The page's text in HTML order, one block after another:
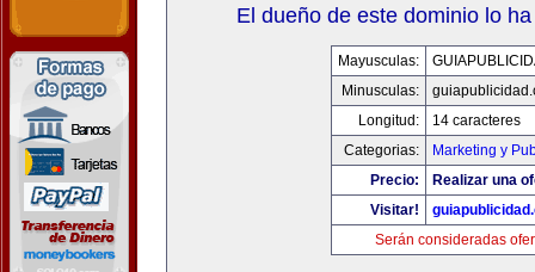
El dueño de este dominio lo
Mayusculas:
Minusculas:
Longitud:
14 caracteres
Categorias:
Marketing y
Precio:
Realizar una
Visitar!
Serán consideradas